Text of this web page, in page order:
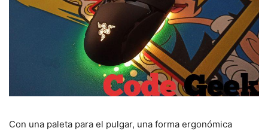
Con una paleta para el pulgar, una forma ergonómica